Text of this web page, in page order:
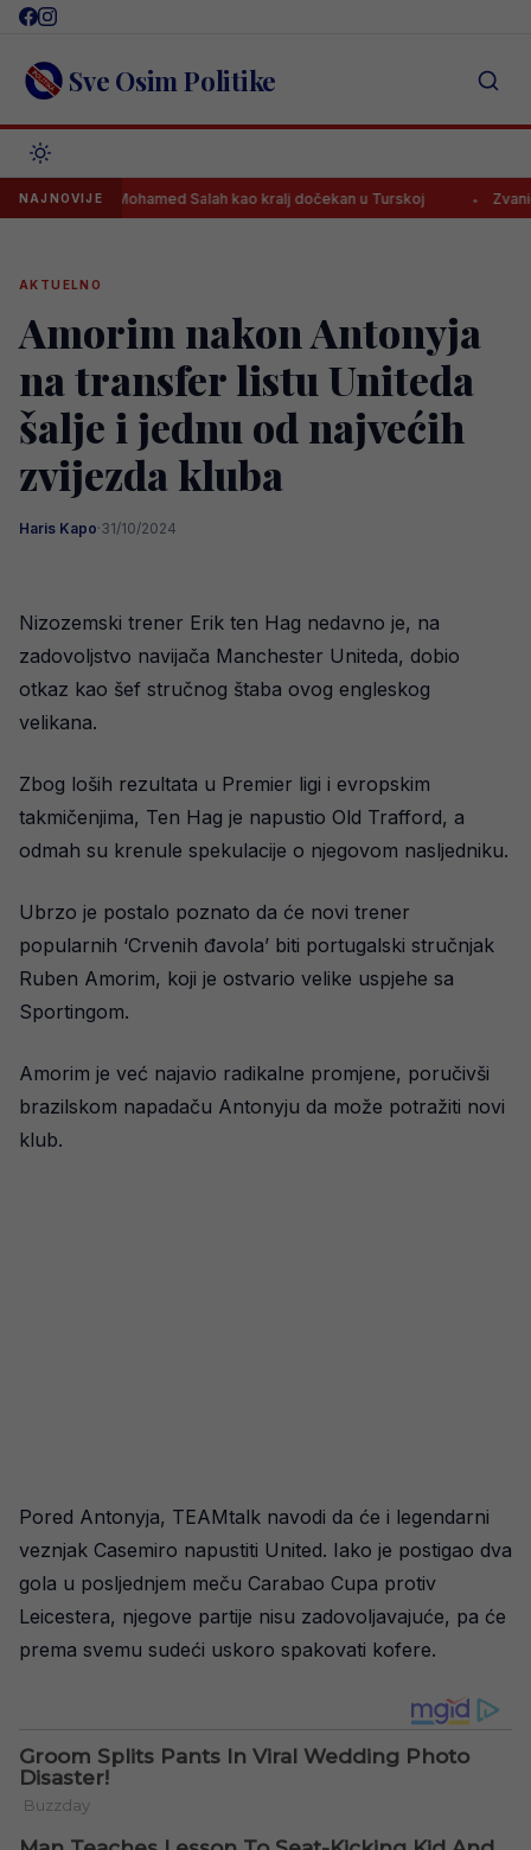
Skip
content Sve Osim Politike
NAJNOVIJEMohamed Salah kao kralj dočekan u Turskoj Zvanično:
AKTUELNO
Amorim nakon Antonyja
na transfer listu Uniteda
šalje i jednu od najvećih
zvijezda kluba
Haris Kapo·31/10/2024
Nizozemski trener Erik ten Hag nedavno je, na
zadovoljstvo navijača Manchester Uniteda, dobio
otkaz kao šef stručnog štaba ovog engleskog
velikana.
Zbog loših rezultata u Premier ligi i evropskim
takmičenjima, Ten Hag je napustio Old Trafford, a
odmah su krenule spekulacije o njegovom nasljedniku.
Ubrzo je postalo poznato da će novi trener
popularnih ‘Crvenih đavola’ biti portugalski stručnjak
Ruben Amorim, koji je ostvario velike uspjehe sa
Sportingom.
Amorim je već najavio radikalne promjene, poručivši
brazilskom napadaču Antonyju da može potražiti novi
klub.
Pored Antonyja, TEAMtalk navodi da će i legendarni
veznjak Casemiro napustiti United. Iako je postigao dva
gola u posljednjem meču Carabao Cupa protiv
Leicestera, njegove partije nisu zadovoljavajuće, pa će
prema svemu sudeći uskoro spakovati kofere.